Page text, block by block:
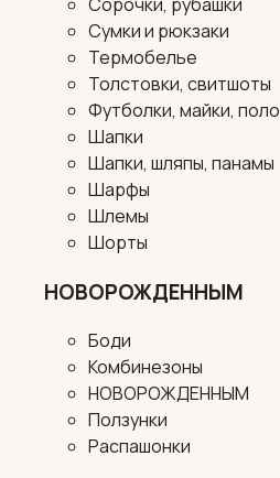
Сумки и рюкзаки
Термобелье
Толстовки, свитшоты
Футболки, майки, поло
Шапки
Шапки, шляпы, панамы
Шарфы
Шлемы
Шорты
НОВОРОЖДЕННЫМ
Боди
Комбинезоны
НОВОРОЖДЕННЫМ
Ползунки
Распашонки